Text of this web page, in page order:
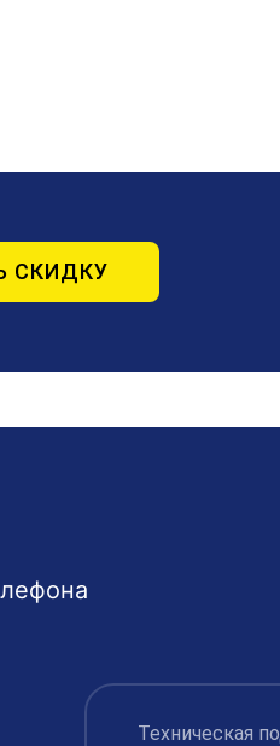
СКИДКУ
Техническая